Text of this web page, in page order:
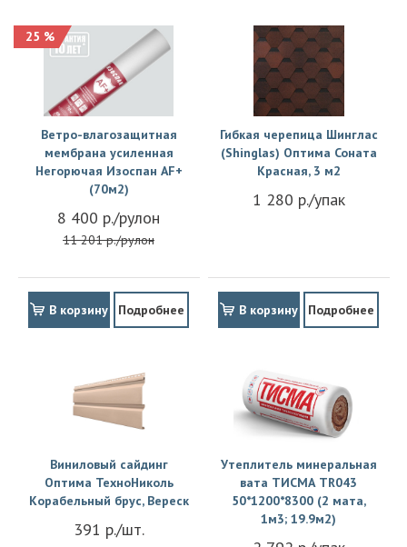
25 %
Ветро-влагозащитная
мембрана усиленная
Негорючая Изоспан АF+
(70м2)
8 400 р./рулон
11 201 р./рулон
В корзину Подробнее
Гибкая черепица Шинглас
(Shinglas) Оптима Соната
Красная, 3 м2
1 280 р./упак
В корзину Подробнее
Виниловый сайдинг
Оптима ТехноНиколь
Корабельный брус, Вереск
391 р./шт.
Утеплитель минеральная
вата ТИСМА TR043
50*1200*8300 (2 мата,
1м3; 19.9м2)